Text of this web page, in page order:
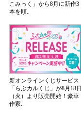
こみっく」から8月に新作3
本を順..
新オンラインくじサービス
「らぶカルくじ」が8月18日
（火）より販売開始！豪華
作家..